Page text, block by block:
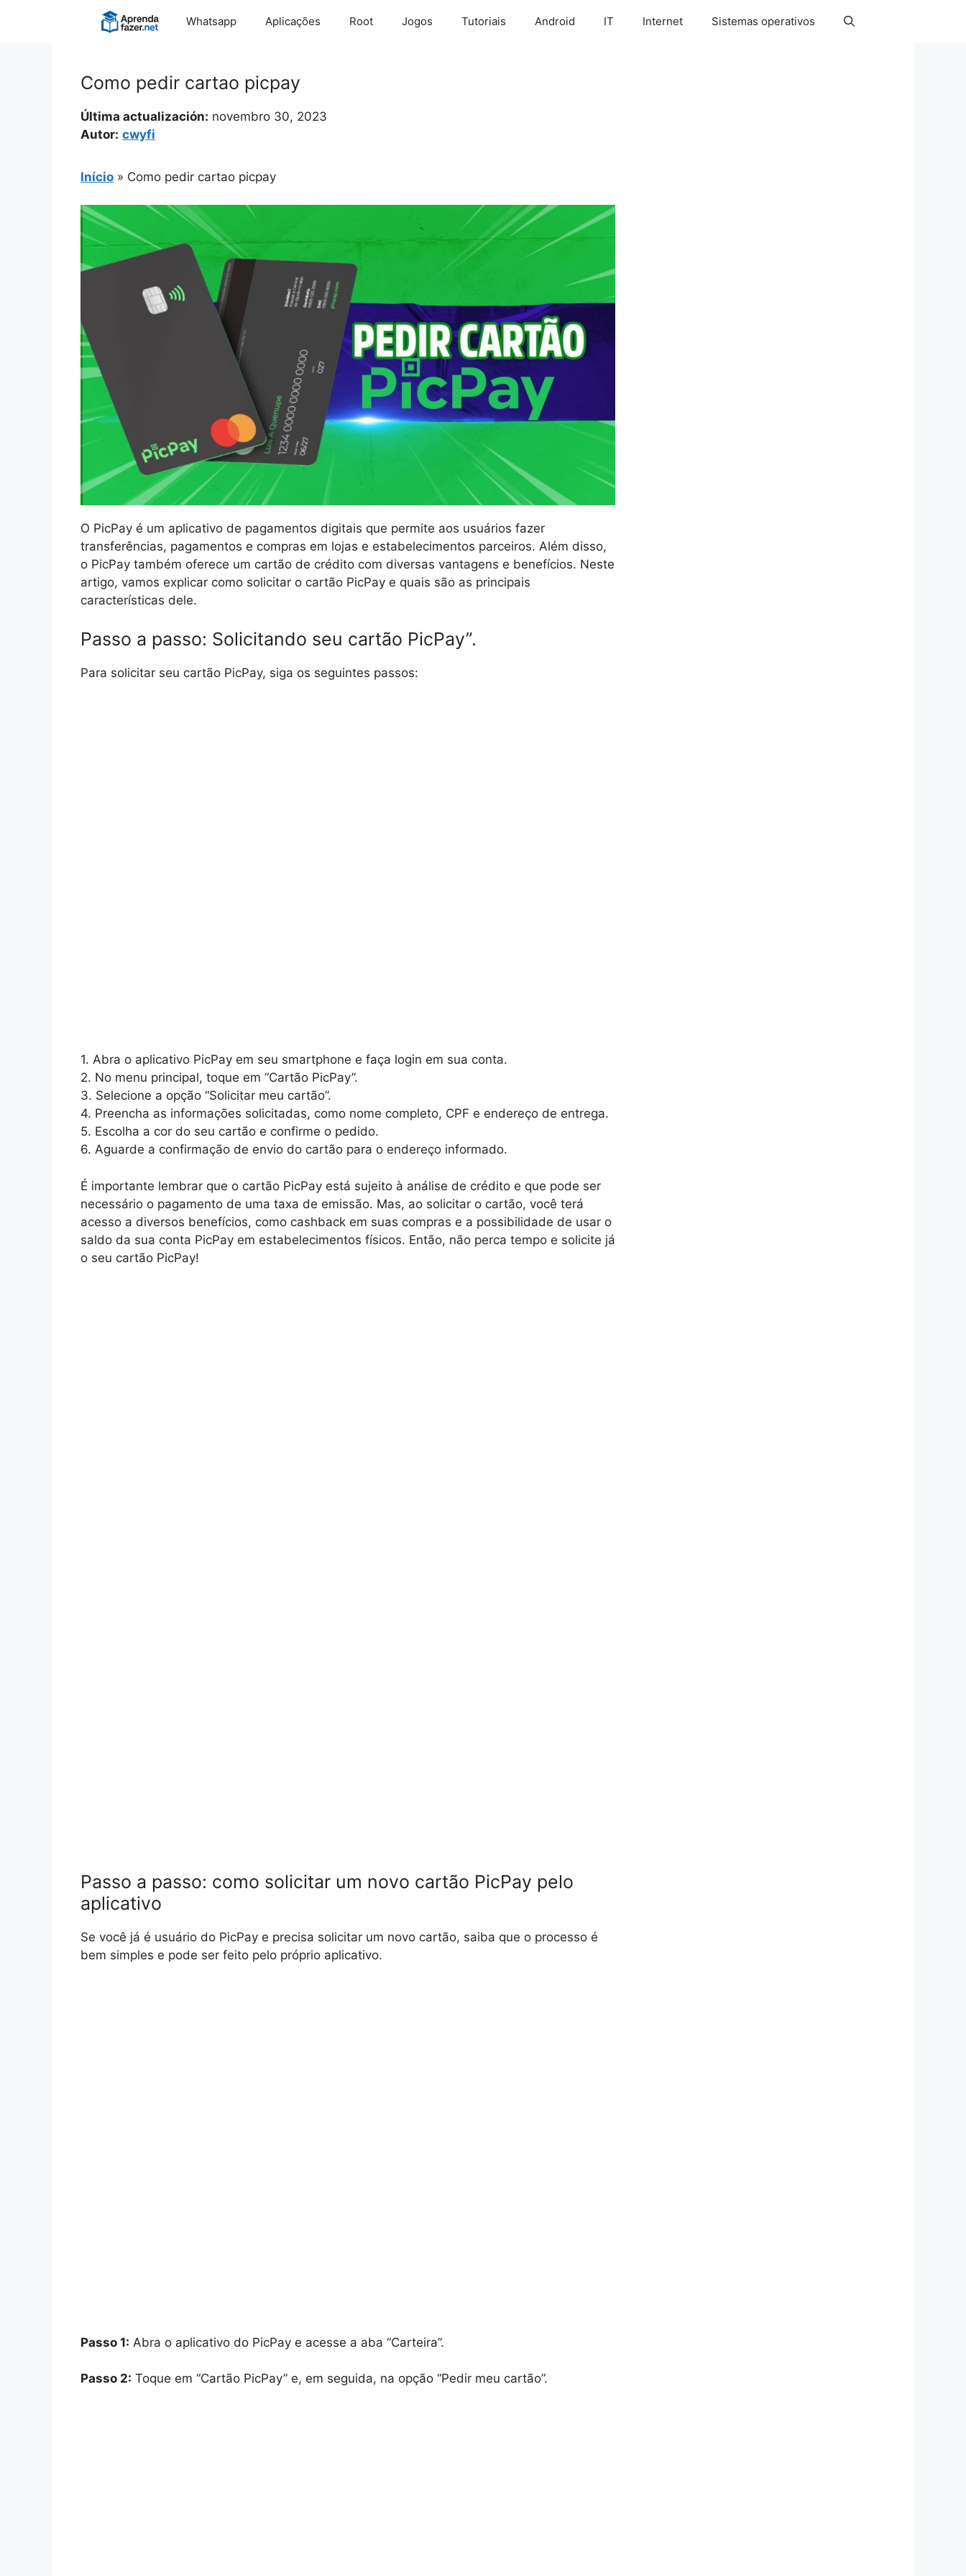
Whatsapp Aplicações Root Jogos Tutoriais Android IT Internet Sistemas operativos
Como pedir cartao picpay
Última actualización: novembro 30, 2023
Autor: cwyfi
Início » Como pedir cartao picpay
O PicPay é um aplicativo de pagamentos digitais que permite aos usuários fazer
transferências, pagamentos e compras em lojas e estabelecimentos parceiros. Além disso,
o PicPay também oferece um cartão de crédito com diversas vantagens e benefícios. Neste
artigo, vamos explicar como solicitar o cartão PicPay e quais são as principais
características dele.
Passo a passo: Solicitando seu cartão PicPay”.
Para solicitar seu cartão PicPay, siga os seguintes passos:
1. Abra o aplicativo PicPay em seu smartphone e faça login em sua conta.
2. No menu principal, toque em “Cartão PicPay”.
3. Selecione a opção “Solicitar meu cartão”.
4. Preencha as informações solicitadas, como nome completo, CPF e endereço de entrega.
5. Escolha a cor do seu cartão e confirme o pedido.
6. Aguarde a confirmação de envio do cartão para o endereço informado.
É importante lembrar que o cartão PicPay está sujeito à análise de crédito e que pode ser
necessário o pagamento de uma taxa de emissão. Mas, ao solicitar o cartão, você terá
acesso a diversos benefícios, como cashback em suas compras e a possibilidade de usar o
saldo da sua conta PicPay em estabelecimentos físicos. Então, não perca tempo e solicite já
o seu cartão PicPay!
Passo a passo: como solicitar um novo cartão PicPay pelo
aplicativo
Se você já é usuário do PicPay e precisa solicitar um novo cartão, saiba que o processo é
bem simples e pode ser feito pelo próprio aplicativo.
Passo 1: Abra o aplicativo do PicPay e acesse a aba “Carteira”.
Passo 2: Toque em “Cartão PicPay” e, em seguida, na opção “Pedir meu cartão”.